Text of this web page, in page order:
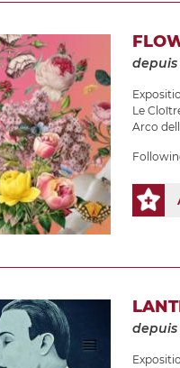
depuis
Le
Arco
depuis